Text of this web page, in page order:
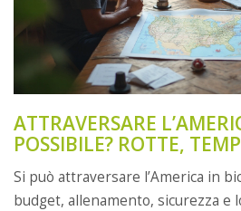
ATTRAVERSARE
POSSIBILE? ROTTE,
CONSIGLI 2025
Si può attraversare l’America in
budget, allenamento, sicurezza e